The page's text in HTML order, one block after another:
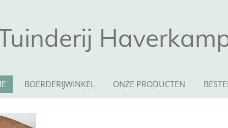
BOERDERIJWINKEL ONZE PRODUCTEN